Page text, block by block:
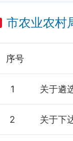
市农业农村
序号
1
2